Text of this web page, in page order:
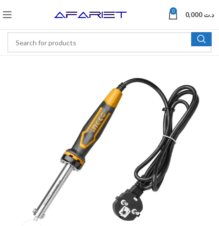
0 د.ت